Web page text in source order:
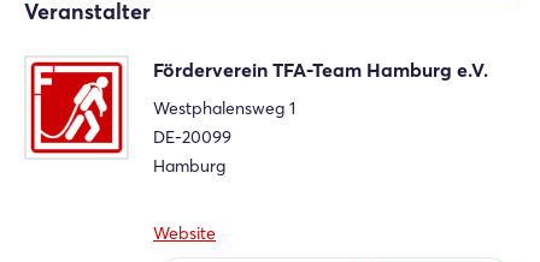
Xing
LinkedIn
Mail
Link kopieren
Veranstalter
Förderverein TFA-Team Hamburg e.V.
Westphalensweg 1
DE-20099
Hamburg
Website